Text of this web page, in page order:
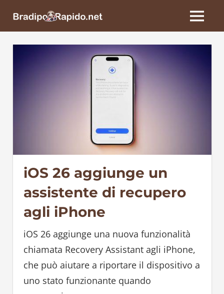
BradipoRapido.net
MENU
iOS 26 aggiunge un
assistente di recupero
agli iPhone
iOS 26 aggiunge una nuova funzionalità
chiamata Recovery Assistant agli iPhone,
che può aiutare a riportare il dispositivo a
uno stato funzionante quando